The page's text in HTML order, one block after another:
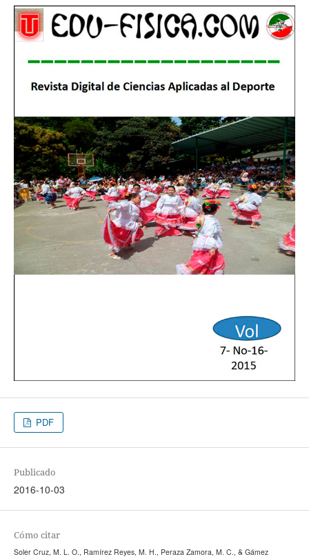
PDF
Publicado
2016-10-03
Cómo citar
Soler Cruz, M. L. O., Ramírez Reyes, M. H., Peraza Zamora, M. C., & Gámez